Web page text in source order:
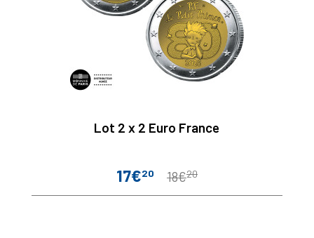
Lot 2 x 2 Euro France
Prix
17€20
Prix
18€20